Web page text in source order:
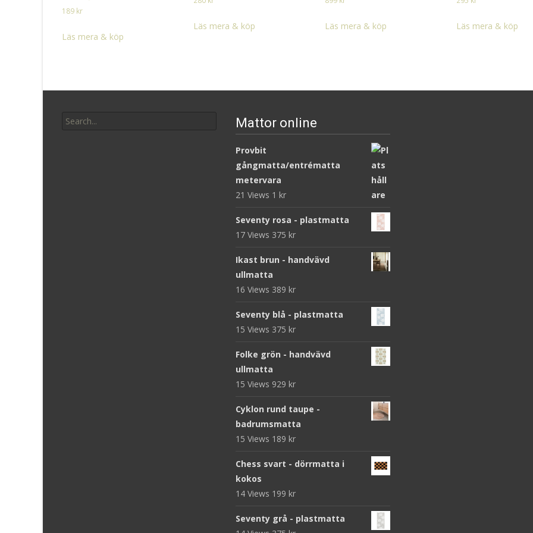
189 kr
Läs mera & köp
Läs mera & köp Läs mera & köp Läs mera & köp
for:
Mattor online
Provbit
gångmatta/entrématta
metervara
21 Views 1 kr
Seventy rosa - plastmatta
17 Views 375 kr
Ikast brun - handvävd
ullmatta
16 Views 389 kr
Seventy blå - plastmatta
15 Views 375 kr
Folke grön - handvävd
ullmatta
15 Views 929 kr
Cyklon rund taupe -
badrumsmatta
15 Views 189 kr
Chess svart - dörrmatta i
kokos
14 Views 199 kr
Seventy grå - plastmatta